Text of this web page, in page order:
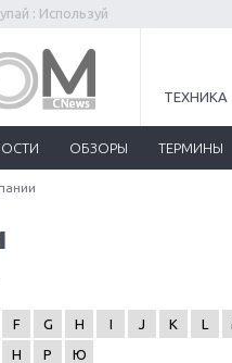
: Используй
ТЕХНИКА
ОБЗОРЫ ТЕРМИНЫ
F G H I J K L
Н Р
Ю